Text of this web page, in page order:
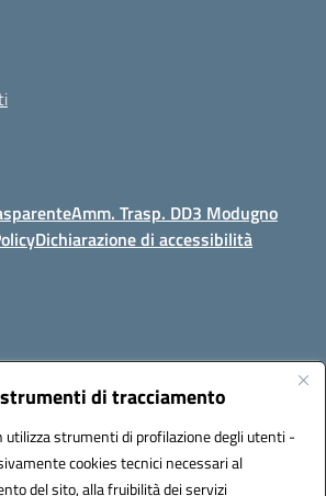
di tracciamento
strumenti di profilazione degli utenti -
cookies tecnici necessari al
del sito, alla fruibilità dei servizi
Amm. Trasp. DD3 Modugno
Dichiarazione di accessibilità
1 - 70026 Modugno (Bari)
(PEC):baic8ap005@pec.istruzione.it